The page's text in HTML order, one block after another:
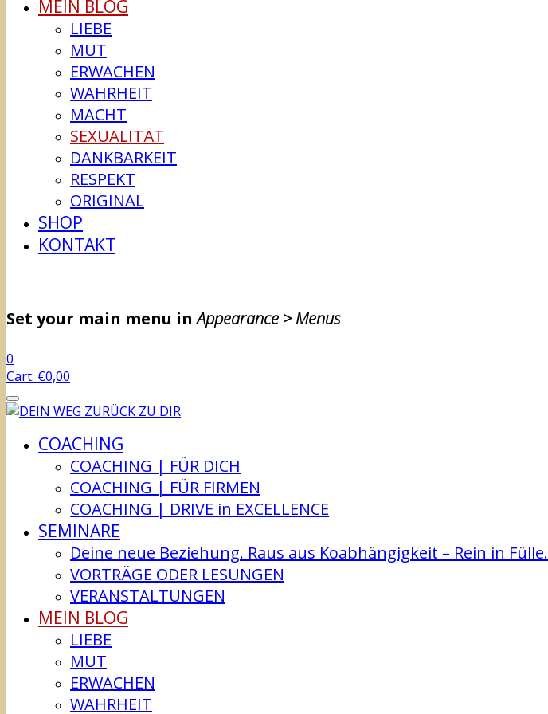
MEIN BLOG
LIEBE
MUT
ERWACHEN
WAHRHEIT
MACHT
SEXUALITÄT
DANKBARKEIT
RESPEKT
ORIGINAL
SHOP
KONTAKT
Set your main menu inAppearance > Menus
0
Cart: €0,00
COACHING
COACHING | FÜR DICH
COACHING | FÜR FIRMEN
COACHING | DRIVE in EXCELLENCE
SEMINARE
Deine neue Beziehung. Raus aus Koabhängigkeit – Rein in Fülle.
VORTRÄGE ODER LESUNGEN
VERANSTALTUNGEN
MEIN BLOG
LIEBE
MUT
ERWACHEN
WAHRHEIT